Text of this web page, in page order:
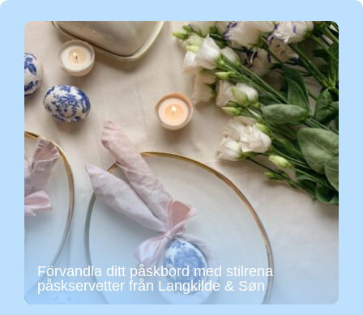
Förvandla ditt påskbord med stilrena
påskservetter från Langkilde & Søn